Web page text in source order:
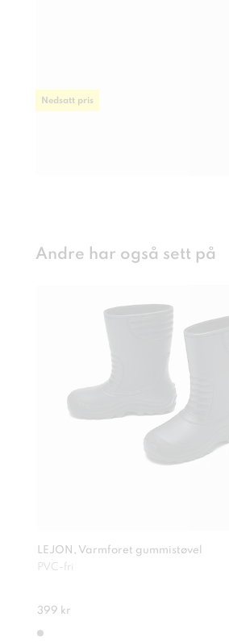
Nedsatt pris
Andre har også sett på
LEJON, Varmforet gummistøvel
PVC-fri
399 kr